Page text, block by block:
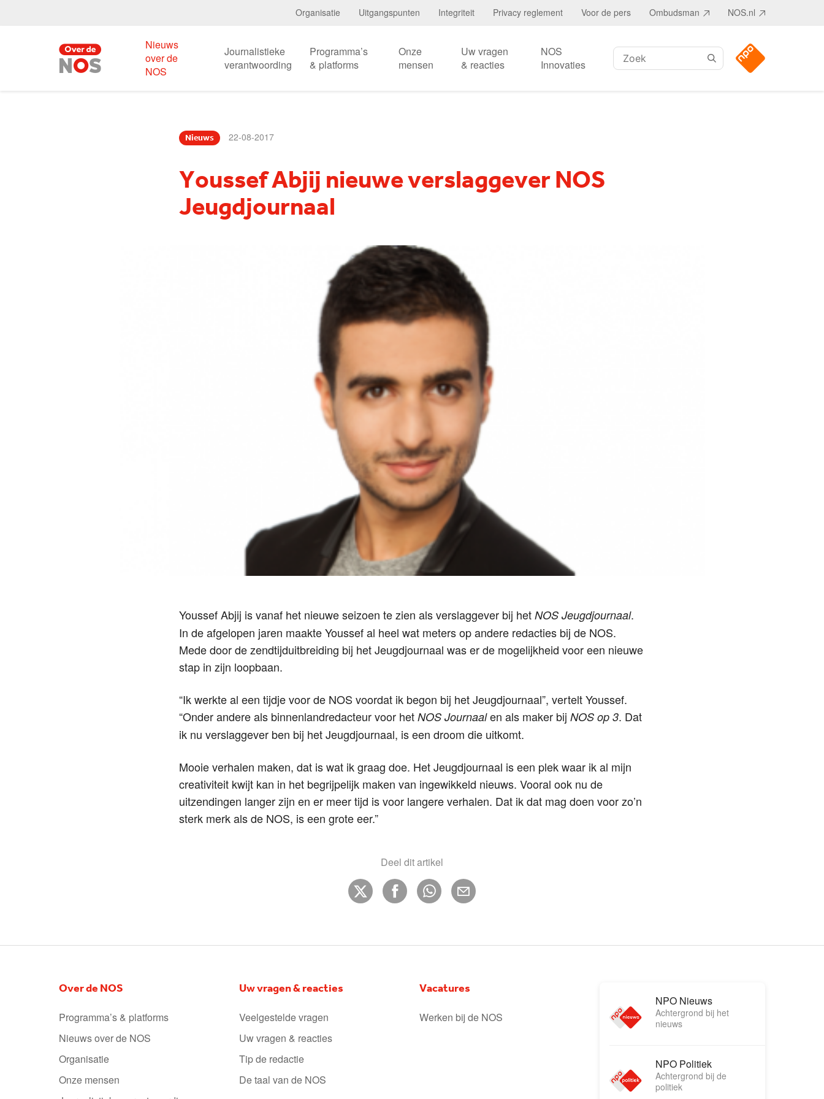
Organisatie Uitgangspunten Integriteit Privacy reglement Voor de pers Ombudsman NOS.nl
Nieuws
over de
NOS
Journalistieke
verantwoording
Programma’s
& platforms
Onze
mensen
Uw vragen
& reacties
NOS
Innovaties
Zoeken:
Nieuws 22-08-2017
Youssef Abjij nieuwe verslaggever NOS
Jeugdjournaal
Youssef Abjij is vanaf het nieuwe seizoen te zien als verslaggever bij het NOS Jeugdjournaal.
In de afgelopen jaren maakte Youssef al heel wat meters op andere redacties bij de NOS.
Mede door de zendtijduitbreiding bij het Jeugdjournaal was er de mogelijkheid voor een nieuwe
stap in zijn loopbaan.
“Ik werkte al een tijdje voor de NOS voordat ik begon bij het Jeugdjournaal”, vertelt Youssef.
“Onder andere als binnenlandredacteur voor het NOS Journaalen als maker bij NOS op 3. Dat
ik nu verslaggever ben bij het Jeugdjournaal, is een droom die uitkomt.
Mooie verhalen maken, dat is wat ik graag doe. Het Jeugdjournaal is een plek waar ik al mijn
creativiteit kwijt kan in het begrijpelijk maken van ingewikkeld nieuws. Vooral ook nu de
uitzendingen langer zijn en er meer tijd is voor langere verhalen. Dat ik dat mag doen voor zo’n
sterk merk als de NOS, is een grote eer.”
Deel dit artikel
Over de NOS
Programma’s & platforms
Nieuws over de NOS
Organisatie
Onze mensen
Uw vragen & reacties
Veelgestelde vragen
Uw vragen & reacties
Tip de redactie
De taal van de NOS
Vacatures
Werken bij de NOS
NPO Nieuws
Achtergrond bij het
nieuws
NPO Politiek
Achtergrond bij de
politiek